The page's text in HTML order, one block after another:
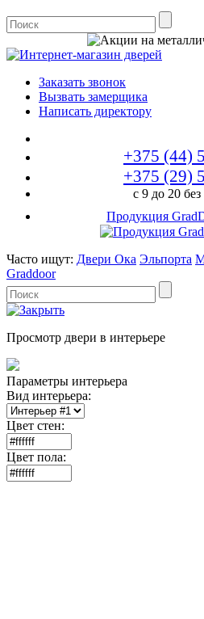
Заказать звонок
Вызвать замерщика
Написать директору
+375 (44)
+375 (29)
с 9 до 20
Продукция
Часто ищут: Двери Ока Эльпорта
Graddoor
Просмотр двери в интерьере
Параметры интерьера
Вид интерьера:
Цвет стен:
Цвет пола: